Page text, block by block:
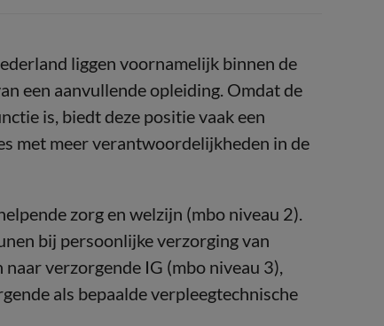
liggen voornamelijk binnen de
een aanvullende opleiding. Omdat de
is, biedt deze positie vaak een
met meer verantwoordelijkheden in de
zorg en welzijn (mbo niveau 2).
bij persoonlijke verzorging van
verzorgende IG (mbo niveau 3),
als bepaalde verpleegtechnische